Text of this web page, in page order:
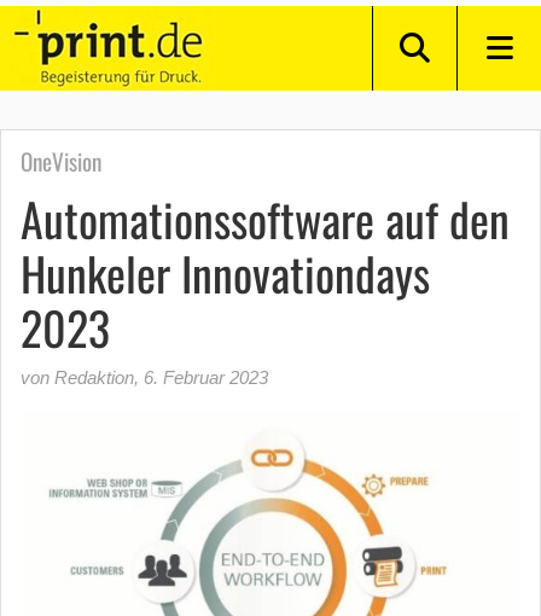
OneVision
Automationssoftware auf den
Hunkeler Innovationdays
2023
von Redaktion, 6. Februar 2023